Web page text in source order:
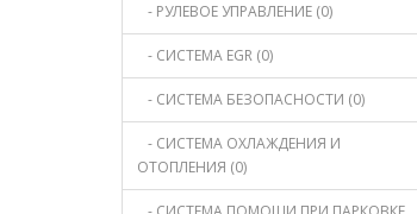
- РУЛЕВОЕ УПРАВЛЕНИЕ (0)
- СИСТЕМА EGR (0)
- СИСТЕМА БЕЗОПАСНОСТИ (0)
- СИСТЕМА ОХЛАЖДЕНИЯ И
ОТОПЛЕНИЯ (0)